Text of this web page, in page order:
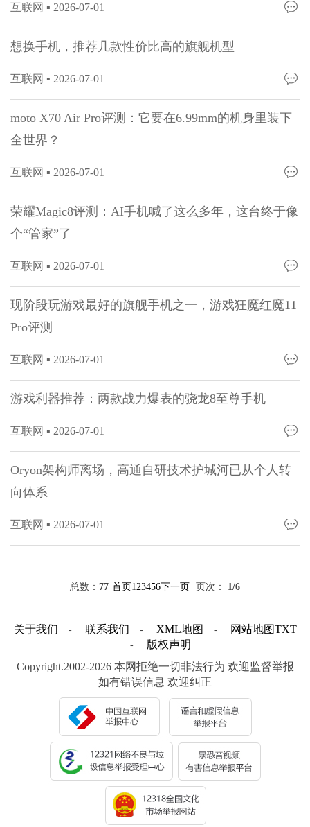
互联网 ▪ 2026-07-01
想换手机，推荐几款性价比高的旗舰机型
互联网 ▪ 2026-07-01
moto X70 Air Pro评测：它要在6.99mm的机身里装下
全世界？
互联网 ▪ 2026-07-01
荣耀Magic8评测：AI手机喊了这么多年，这台终于像
个“管家”了
互联网 ▪ 2026-07-01
现阶段玩游戏最好的旗舰手机之一，游戏狂魔红魔11
Pro评测
互联网 ▪ 2026-07-01
游戏利器推荐：两款战力爆表的骁龙8至尊手机
互联网 ▪ 2026-07-01
Oryon架构师离场，高通自研技术护城河已从个人转
向体系
互联网 ▪ 2026-07-01
总数： 77 首页123456下一页 页次： 1/6
关于我们 - 联系我们 - XML地图 - 网站地图TXT
-
版权声明
Copyright.2002-2026 本网拒绝一切非法行为 欢迎监督举报
如有错误信息 欢迎纠正